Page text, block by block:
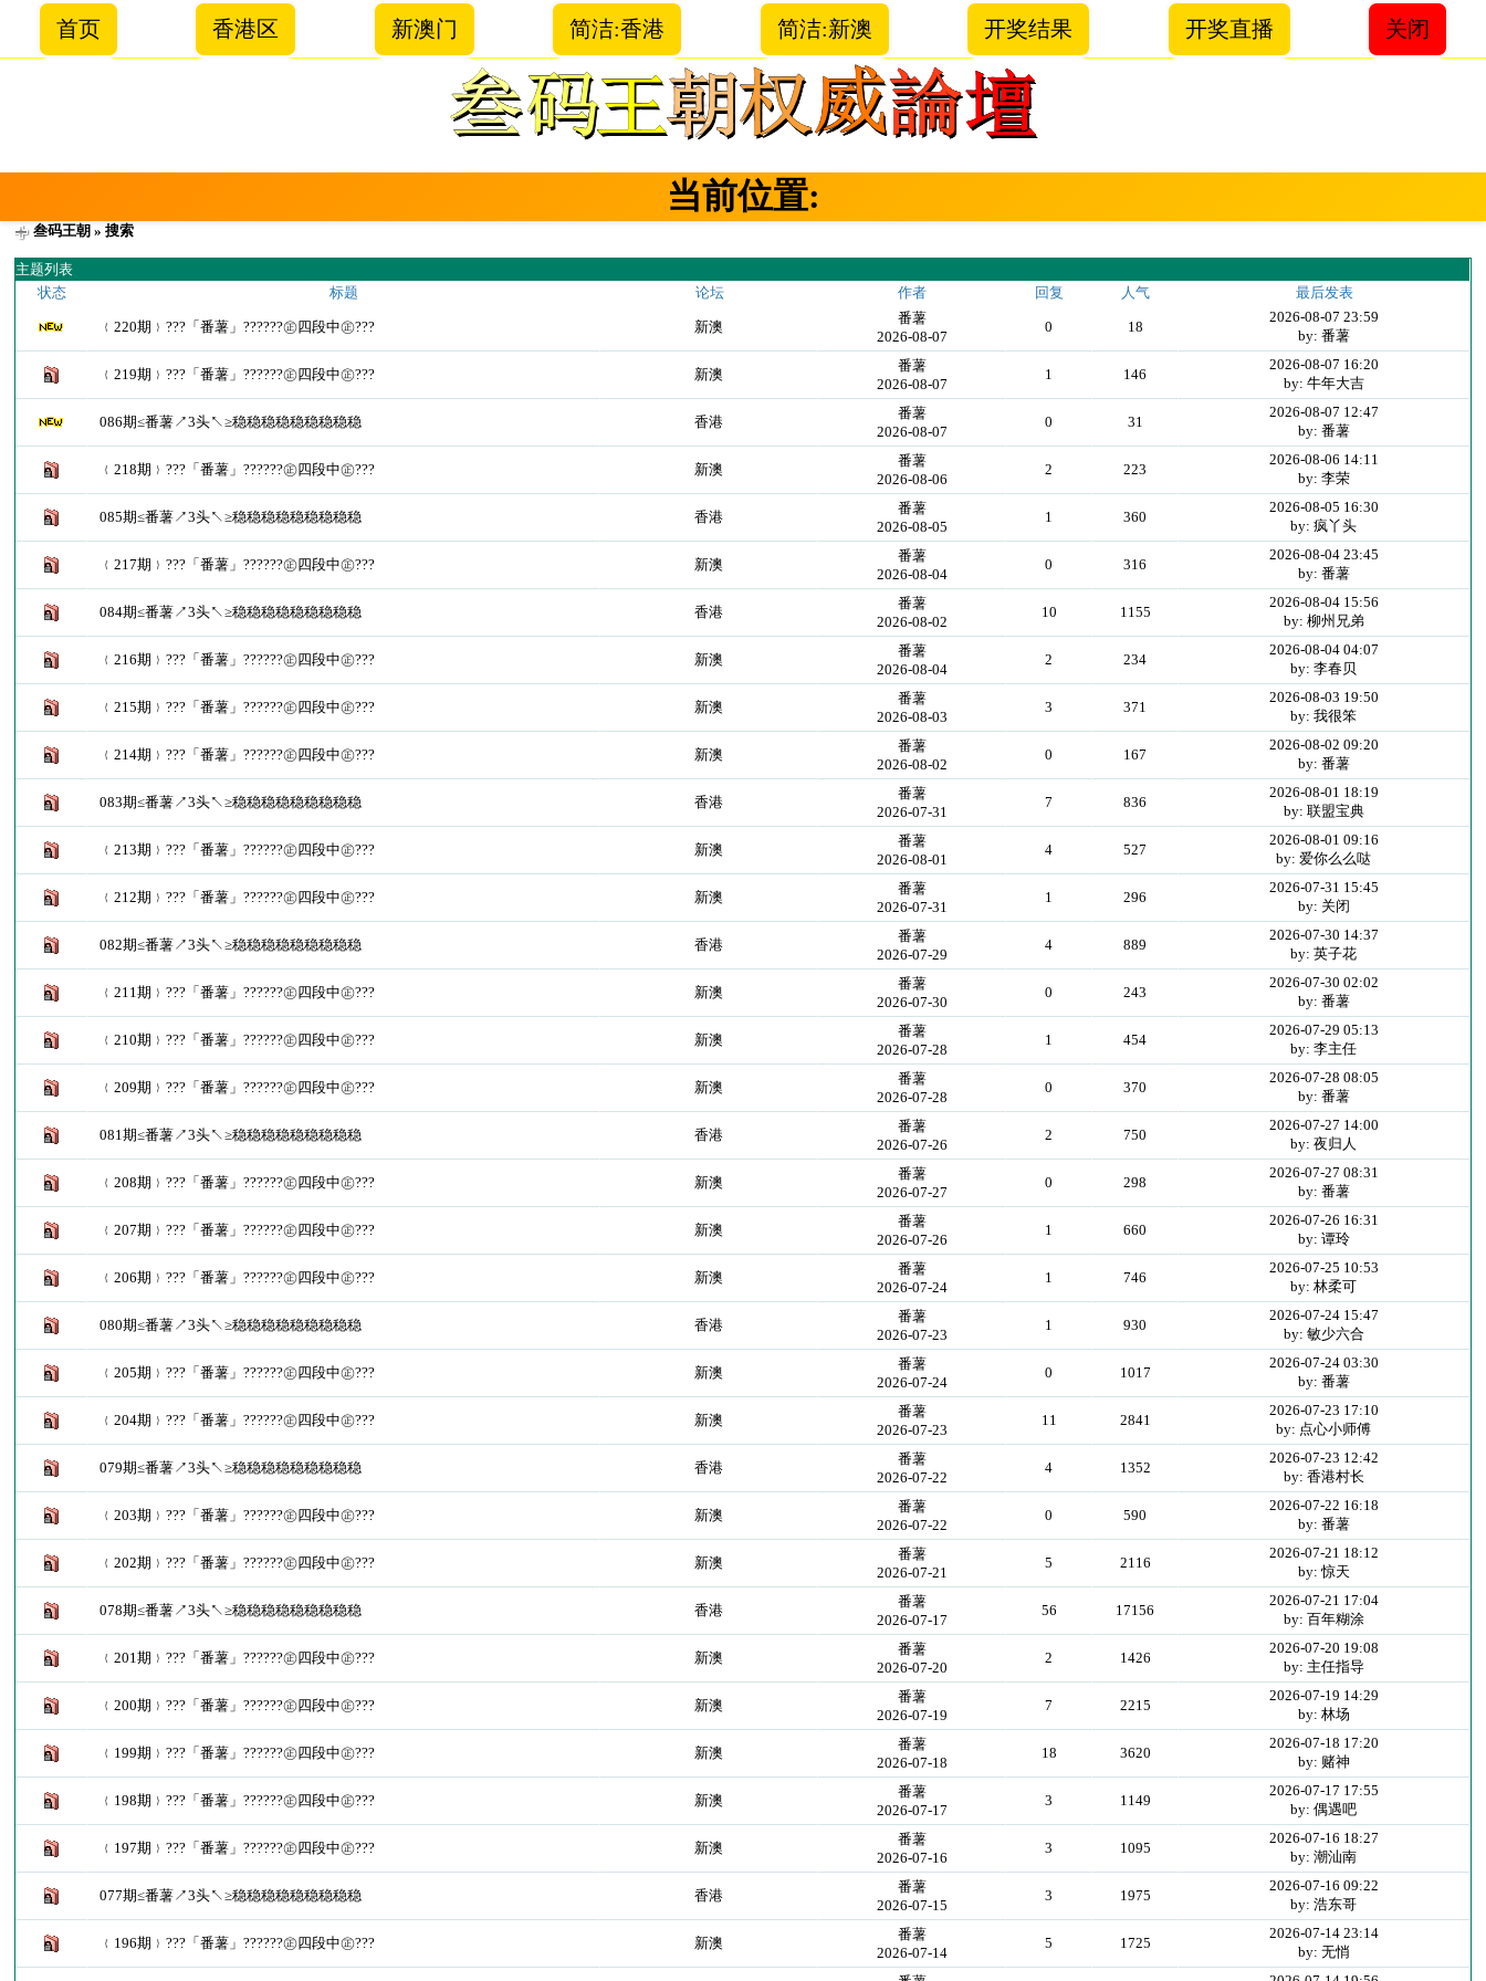
首页 香港区 新澳门 简洁:香港 简洁:新澳 开奖结果 开奖直播 关闭
当前位置:
叁码王朝 » 搜索
主题列表
状态
标题 论坛 作者 回复 人气 最后发表
﹛220期﹜???「番薯」??????㊣四段中㊣??? 新澳
番薯
2026-08-07
0 18
2026-08-07 23:59
by: 番薯
﹛219期﹜???「番薯」??????㊣四段中㊣??? 新澳
番薯
2026-08-07
1 146
2026-08-07 16:20
by: 牛年大吉
086期≤番薯↗3头↖≥稳稳稳稳稳稳稳稳稳 香港
番薯
2026-08-07
0 31
2026-08-07 12:47
by: 番薯
﹛218期﹜???「番薯」??????㊣四段中㊣??? 新澳
番薯
2026-08-06
2 223
2026-08-06 14:11
by: 李荣
085期≤番薯↗3头↖≥稳稳稳稳稳稳稳稳稳 香港
番薯
2026-08-05
1 360
2026-08-05 16:30
by: 疯丫头
﹛217期﹜???「番薯」??????㊣四段中㊣??? 新澳
番薯
2026-08-04
0 316
2026-08-04 23:45
by: 番薯
084期≤番薯↗3头↖≥稳稳稳稳稳稳稳稳稳 香港
番薯
2026-08-02
10 1155
2026-08-04 15:56
by: 柳州兄弟
﹛216期﹜???「番薯」??????㊣四段中㊣??? 新澳
番薯
2026-08-04
2 234
2026-08-04 04:07
by: 李春贝
﹛215期﹜???「番薯」??????㊣四段中㊣??? 新澳
番薯
2026-08-03
3 371
2026-08-03 19:50
by: 我很笨
﹛214期﹜???「番薯」??????㊣四段中㊣??? 新澳
番薯
2026-08-02
0 167
2026-08-02 09:20
by: 番薯
083期≤番薯↗3头↖≥稳稳稳稳稳稳稳稳稳 香港
番薯
2026-07-31
7 836
2026-08-01 18:19
by: 联盟宝典
﹛213期﹜???「番薯」??????㊣四段中㊣??? 新澳
番薯
2026-08-01
4 527
2026-08-01 09:16
by: 爱你么么哒
﹛212期﹜???「番薯」??????㊣四段中㊣??? 新澳
番薯
2026-07-31
1 296
2026-07-31 15:45
by: 关闭
082期≤番薯↗3头↖≥稳稳稳稳稳稳稳稳稳 香港
番薯
2026-07-29
4 889
2026-07-30 14:37
by: 英子花
﹛211期﹜???「番薯」??????㊣四段中㊣??? 新澳
番薯
2026-07-30
0 243
2026-07-30 02:02
by: 番薯
﹛210期﹜???「番薯」??????㊣四段中㊣??? 新澳
番薯
2026-07-28
1 454
2026-07-29 05:13
by: 李主任
﹛209期﹜???「番薯」??????㊣四段中㊣??? 新澳
番薯
2026-07-28
0 370
2026-07-28 08:05
by: 番薯
081期≤番薯↗3头↖≥稳稳稳稳稳稳稳稳稳 香港
番薯
2026-07-26
2 750
2026-07-27 14:00
by: 夜归人
﹛208期﹜???「番薯」??????㊣四段中㊣??? 新澳
番薯
2026-07-27
0 298
2026-07-27 08:31
by: 番薯
﹛207期﹜???「番薯」??????㊣四段中㊣??? 新澳
番薯
2026-07-26
1 660
2026-07-26 16:31
by: 谭玲
﹛206期﹜???「番薯」??????㊣四段中㊣??? 新澳
番薯
2026-07-24
1 746
2026-07-25 10:53
by: 林柔可
080期≤番薯↗3头↖≥稳稳稳稳稳稳稳稳稳 香港
番薯
2026-07-23
1 930
2026-07-24 15:47
by: 敏少六合
﹛205期﹜???「番薯」??????㊣四段中㊣??? 新澳
番薯
2026-07-24
0 1017
2026-07-24 03:30
by: 番薯
﹛204期﹜???「番薯」??????㊣四段中㊣??? 新澳
番薯
2026-07-23
11 2841
2026-07-23 17:10
by: 点心小师傅
079期≤番薯↗3头↖≥稳稳稳稳稳稳稳稳稳 香港
番薯
2026-07-22
4 1352
2026-07-23 12:42
by: 香港村长
﹛203期﹜???「番薯」??????㊣四段中㊣??? 新澳
番薯
2026-07-22
0 590
2026-07-22 16:18
by: 番薯
﹛202期﹜???「番薯」??????㊣四段中㊣??? 新澳
番薯
2026-07-21
5 2116
2026-07-21 18:12
by: 惊天
078期≤番薯↗3头↖≥稳稳稳稳稳稳稳稳稳 香港
番薯
2026-07-17
56 17156
2026-07-21 17:04
by: 百年糊涂
﹛201期﹜???「番薯」??????㊣四段中㊣??? 新澳
番薯
2026-07-20
2 1426
2026-07-20 19:08
by: 主任指导
﹛200期﹜???「番薯」??????㊣四段中㊣??? 新澳
番薯
2026-07-19
7 2215
2026-07-19 14:29
by: 林场
﹛199期﹜???「番薯」??????㊣四段中㊣??? 新澳
番薯
2026-07-18
18 3620
2026-07-18 17:20
by: 赌神
﹛198期﹜???「番薯」??????㊣四段中㊣??? 新澳
番薯
2026-07-17
3 1149
2026-07-17 17:55
by: 偶遇吧
﹛197期﹜???「番薯」??????㊣四段中㊣??? 新澳
番薯
2026-07-16
3 1095
2026-07-16 18:27
by: 潮汕南
077期≤番薯↗3头↖≥稳稳稳稳稳稳稳稳稳 香港
番薯
2026-07-15
3 1975
2026-07-16 09:22
by: 浩东哥
﹛196期﹜???「番薯」??????㊣四段中㊣??? 新澳
番薯
2026-07-14
5 1725
2026-07-14 23:14
by: 无悄